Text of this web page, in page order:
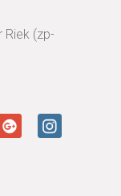
Riek (zp-